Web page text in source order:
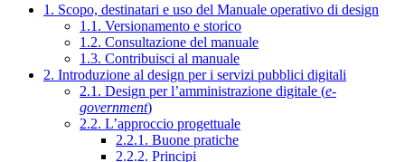
1. Scopo, destinatari e uso del Manuale operativo di design
1.1. Versionamento e storico
1.2. Consultazione del manuale
1.3. Contribuisci al manuale
2. Introduzione al design per i servizi pubblici digitali
2.1. Design per l’amministrazione digitale (e-
government)
2.2. L’approccio progettuale
2.2.1. Buone pratiche
2.2.2. Principi